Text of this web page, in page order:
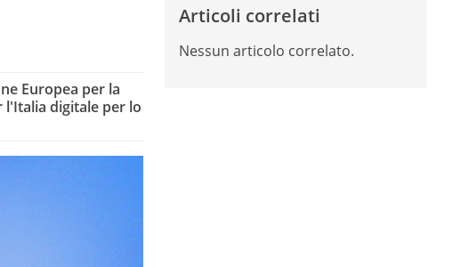
Europea per la
l'Italia digitale per lo
Articoli correlati
Nessun articolo correlato.